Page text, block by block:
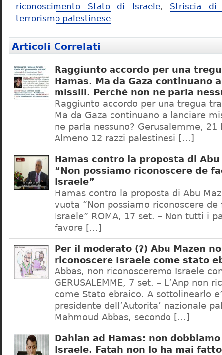
riconoscimento Stato di Israele, Striscia di
terrorismo palestinese
Articoli Correlati
Raggiunto accordo per una
Hamas. Ma da Gaza continuano
missili. Perchè non ne parla
Raggiunto accordo per una tregua
Ma da Gaza continuano a lanciare
ne parla nessuno? Gerusalemme, 21
Almeno 12 razzi palestinesi […]
Hamas contro la proposta di Abu
“Non possiamo riconoscere de
Israele”
Hamas contro la proposta di Abu
vuota “Non possiamo riconoscere
Israele” ROMA, 17 set. – Non tutti i
favore […]
Per il moderato (?) Abu Mazen
riconoscere Israele come stato
Abbas, non riconosceremo Israele
GERUSALEMME, 7 set. – L’Anp non
come Stato ebraico. A sottolinearlo
presidente dell’Autorita’ nazionale
Mahmoud Abbas, secondo […]
Dahlan ad Hamas: non
Israele. Fatah non lo ha mai fatto